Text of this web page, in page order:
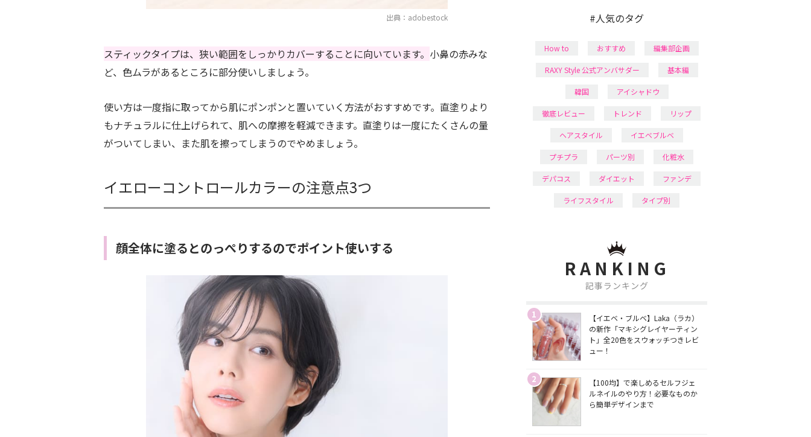
出典：adobestock
スティックタイプは、狭い範囲をしっかりカバーすることに向いています。 小鼻の赤みな
ど、色ムラがあるところに部分使いしましょう。
使い方は一度指に取ってから肌にポンポンと置いていく方法がおすすめです。直塗りより
もナチュラルに仕上げられて、肌への摩擦を軽減できます。直塗りは一度にたくさんの量
がついてしまい、また肌を擦ってしまうのでやめましょう。
イエローコントロールカラーの注意点3つ
顔全体に塗るとのっぺりするのでポイント使いする
#人気のタグ
How to おすすめ 編集部企画
RAXY Style 公式アンバサダー 基本編
韓国 アイシャドウ
徹底レビュー トレンド リップ
ヘアスタイル イエベブルベ
プチプラ パーツ別 化粧水
デパコス ダイエット ファンデ
ライフスタイル タイプ別
RANKING
記事ランキング
1
【イエベ・ブルベ】Laka（ラカ）
の新作「マキシグレイヤーティン
ト」全20色をスウォッチつきレビ
ュー！
2
【100均】で楽しめるセルフジェ
ルネイルのやり方！必要なものか
ら簡単デザインまで